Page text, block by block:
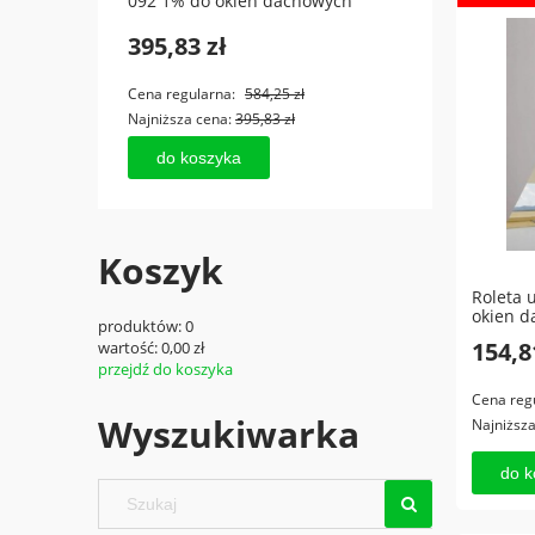
395,83 zł
Cena regularna: 584,25 zł
Najniższa cena:395,83 zł
do koszyka
Cena
Koszyk
produktów:0
wartość:0,00 zł
przejdź do koszyka
Wyszukiwarka
Roleta
okien
Cena
do